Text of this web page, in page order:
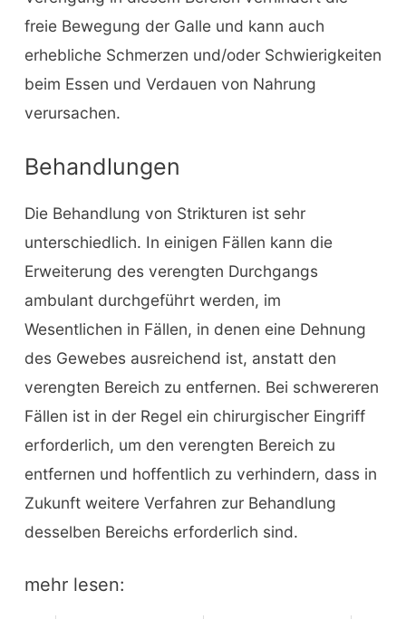
freie Bewegung der Galle und kann auch
erhebliche Schmerzen und/oder Schwierigkeiten
beim Essen und Verdauen von Nahrung
verursachen.
Behandlungen
Die Behandlung von Strikturen ist sehr
unterschiedlich. In einigen Fällen kann die
Erweiterung des verengten Durchgangs
ambulant durchgeführt werden, im
Wesentlichen in Fällen, in denen eine Dehnung
des Gewebes ausreichend ist, anstatt den
verengten Bereich zu entfernen. Bei schwereren
Fällen ist in der Regel ein chirurgischer Eingriff
erforderlich, um den verengten Bereich zu
entfernen und hoffentlich zu verhindern, dass in
Zukunft weitere Verfahren zur Behandlung
desselben Bereichs erforderlich sind.
mehr lesen: